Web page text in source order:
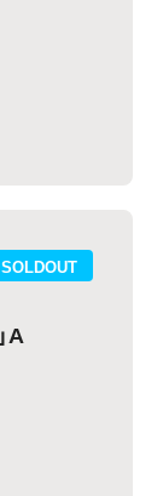
SOLDOUT
A